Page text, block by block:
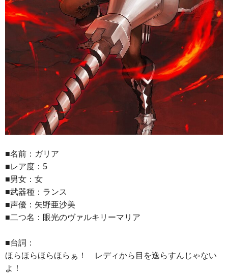
■名前：ガリア
■レア度：5
■男女：女
■武器種：ランス
■声優：矢野亜沙美
■二つ名：眼光のヴァルキリーマリア
■台詞：
ほらほらほらほらぁ！ レディから目を逸らすんじゃない
よ！